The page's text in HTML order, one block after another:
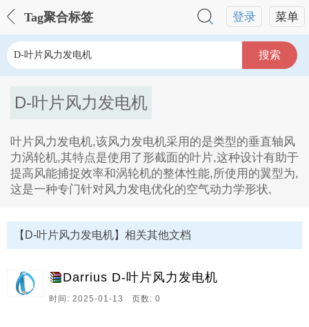
菜单
登录
Tag聚合标签
搜索
D-叶片风力发电机
叶片风力发电机,该风力发电机采用的是类型的垂直轴风
力涡轮机,其特点是使用了形截面的叶片,这种设计有助于
提高风能捕捉效率和涡轮机的整体性能,所使用的翼型为,
这是一种专门针对风力发电优化的空气动力学形状,
1、叶片风力发电机,该风力发电机采用的是类型的垂直
轴风力涡轮机,其特点是使用了形截面的叶片,这种设计有
助于提高风能捕捉效率和涡轮机的整体性能,所使用的翼
型为,这是一种专门针对风力发电优化的空气动力学形
状。
【D-叶片风力发电机】相关其他文档
Darrius D-叶片风力发电机
时间: 2025-01-13 页数: 0